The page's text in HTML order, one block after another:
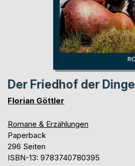
Der Friedhof der Dinge
Florian Göttler
Romane & Erzählungen
Paperback
296 Seiten
ISBN-13: 9783740780395